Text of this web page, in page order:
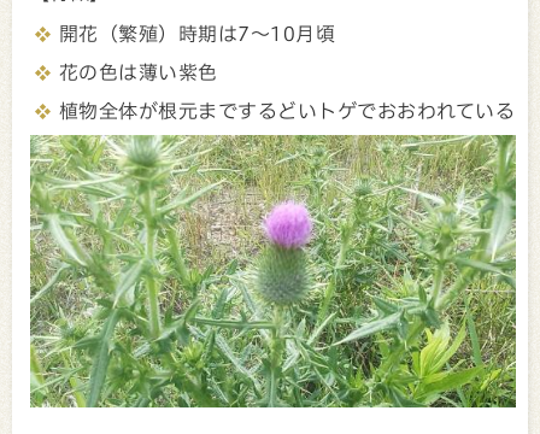
開花（繁殖）時期は7～10月頃
花の色は薄い紫色
植物全体が根元までするどいトゲでおおわれている